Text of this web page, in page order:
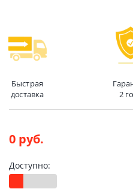
Быстрая
доставка
2
0 руб.
Доступно: